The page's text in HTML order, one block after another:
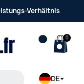
Verhältnis
DE